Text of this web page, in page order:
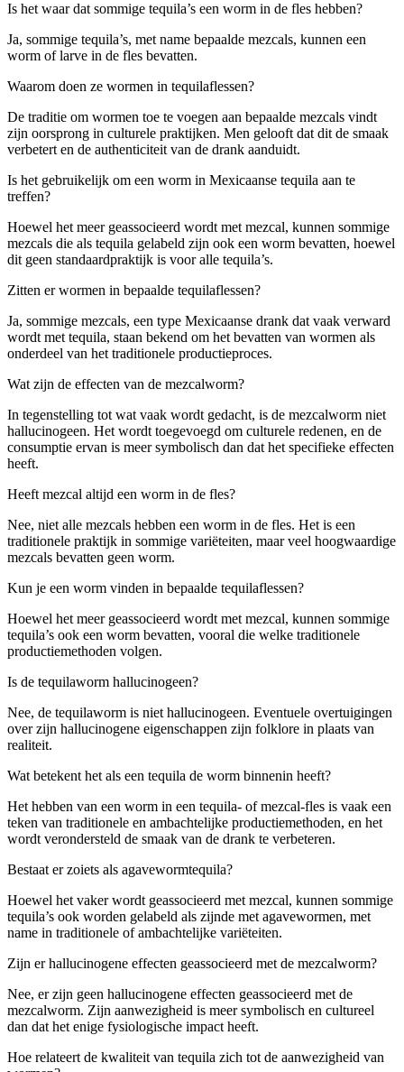
Is het waar dat sommige tequila’s een worm in de fles hebben?
Ja, sommige tequila’s, met name bepaalde mezcals, kunnen een
worm of larve in de fles bevatten.
Waarom doen ze wormen in tequilaflessen?
De traditie om wormen toe te voegen aan bepaalde mezcals vindt
zijn oorsprong in culturele praktijken. Men gelooft dat dit de smaak
verbetert en de authenticiteit van de drank aanduidt.
Is het gebruikelijk om een worm in Mexicaanse tequila aan te
treffen?
Hoewel het meer geassocieerd wordt met mezcal, kunnen sommige
mezcals die als tequila gelabeld zijn ook een worm bevatten, hoewel
dit geen standaardpraktijk is voor alle tequila’s.
Zitten er wormen in bepaalde tequilaflessen?
Ja, sommige mezcals, een type Mexicaanse drank dat vaak verward
wordt met tequila, staan bekend om het bevatten van wormen als
onderdeel van het traditionele productieproces.
Wat zijn de effecten van de mezcalworm?
In tegenstelling tot wat vaak wordt gedacht, is de mezcalworm niet
hallucinogeen. Het wordt toegevoegd om culturele redenen, en de
consumptie ervan is meer symbolisch dan dat het specifieke effecten
heeft.
Heeft mezcal altijd een worm in de fles?
Nee, niet alle mezcals hebben een worm in de fles. Het is een
traditionele praktijk in sommige variëteiten, maar veel hoogwaardige
mezcals bevatten geen worm.
Kun je een worm vinden in bepaalde tequilaflessen?
Hoewel het meer geassocieerd wordt met mezcal, kunnen sommige
tequila’s ook een worm bevatten, vooral die welke traditionele
productiemethoden volgen.
Is de tequilaworm hallucinogeen?
Nee, de tequilaworm is niet hallucinogeen. Eventuele overtuigingen
over zijn hallucinogene eigenschappen zijn folklore in plaats van
realiteit.
Wat betekent het als een tequila de worm binnenin heeft?
Het hebben van een worm in een tequila- of mezcal-fles is vaak een
teken van traditionele en ambachtelijke productiemethoden, en het
wordt verondersteld de smaak van de drank te verbeteren.
Bestaat er zoiets als agavewormtequila?
Hoewel het vaker wordt geassocieerd met mezcal, kunnen sommige
tequila’s ook worden gelabeld als zijnde met agavewormen, met
name in traditionele of ambachtelijke variëteiten.
Zijn er hallucinogene effecten geassocieerd met de mezcalworm?
Nee, er zijn geen hallucinogene effecten geassocieerd met de
mezcalworm. Zijn aanwezigheid is meer symbolisch en cultureel
dan dat het enige fysiologische impact heeft.
Hoe relateert de kwaliteit van tequila zich tot de aanwezigheid van